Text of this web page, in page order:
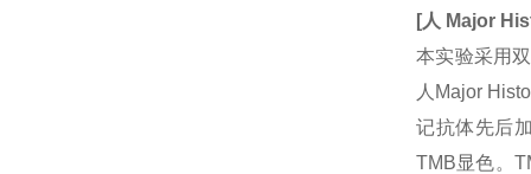
[人 Major
本实验采用
人Major
记抗体先后
TMB显色。